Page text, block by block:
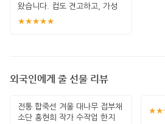
왔습니다. 컵도 견고하고, 가성
비가 좋은
★★★★★
외국인에게 줄 선물 리뷰
전통 합죽선 겨울 대나무 접부채
소단 홍현희 작가 수작업 한지